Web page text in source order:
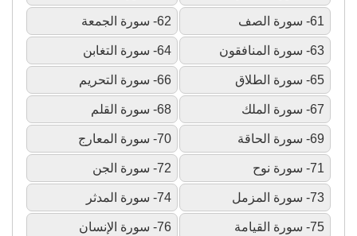
61- سورة الصف 62- سورة الجمعة
63- سورة المنافقون 64- سورة التغابن
65- سورة الطلاق 66- سورة التحريم
67- سورة الملك 68- سورة القلم
69- سورة الحاقة 70- سورة المعارج
71- سورة نوح 72- سورة الجن
73- سورة المزمل 74- سورة المدثر
75- سورة القيامة 76- سورة الإنسان